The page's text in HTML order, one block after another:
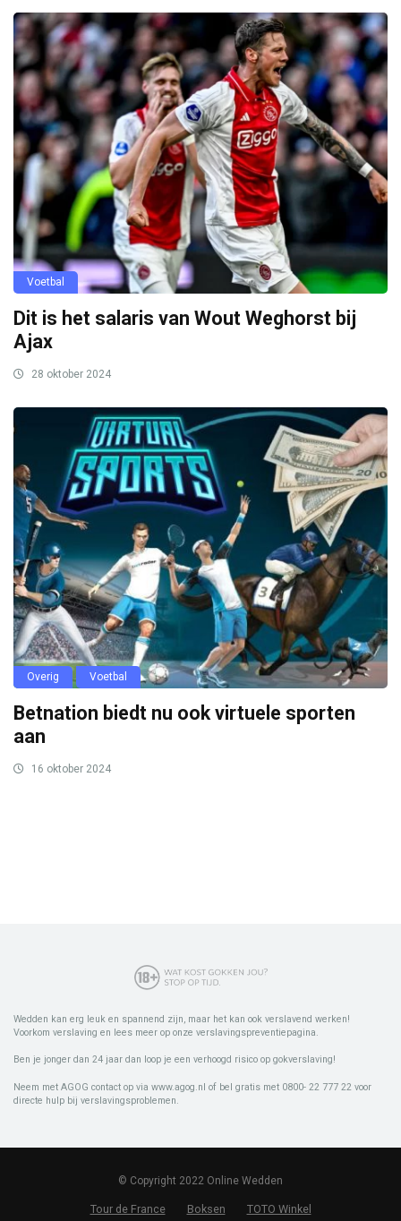
Voetbal
Dit is het salaris van Wout Weghorst bij
Ajax
28 oktober 2024
Overig Voetbal
Betnation biedt nu ook virtuele sporten
aan
16 oktober 2024
Wedden kan erg leuk en spannend zijn, maar het kan ook verslavend werken!
Voorkom verslaving en lees meer op onze verslavingspreventiepagina.
Ben je jonger dan 24 jaar dan loop je een verhoogd risico op gokverslaving!
Neem met AGOG contact op via www.agog.nl of bel gratis met 0800- 22 777 22 voor
directe hulp bij verslavingsproblemen.
© Copyright 2022 Online Wedden
Tour de France Boksen TOTO Winkel